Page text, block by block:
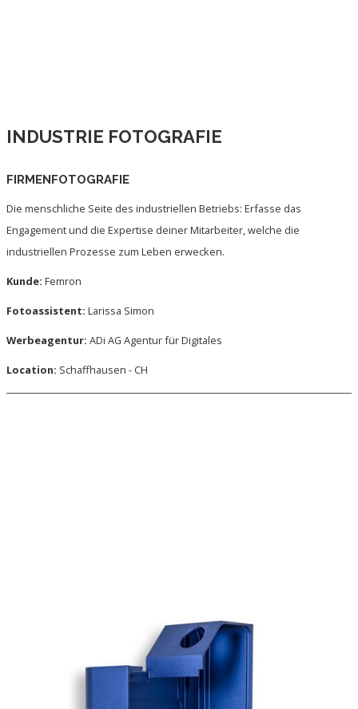
INDUSTRIE FOTOGRAFIE
FIRMENFOTOGRAFIE
Die menschliche Seite des industriellen Betriebs: Erfasse das
Engagement und die Expertise deiner Mitarbeiter, welche die
industriellen Prozesse zum Leben erwecken.
Kunde: Femron
Fotoassistent: Larissa Simon
Werbeagentur: ADi AG Agentur für Digitales
Location: Schaffhausen - CH